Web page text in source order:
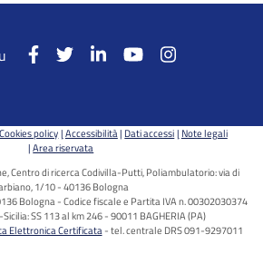
Cookies policy Accessibilità Dati accessi Note legali
Area riservata
Centro di ricerca Codivilla-Putti, Poliambulatorio: via di
1/10 - 40136 Bologna
Bologna - Codice fiscale e Partita IVA n. 00302030374
SS 113 al km 246 - 90011 BAGHERIA (PA)
Elettronica Certificata tel. centrale DRS 091-9297011